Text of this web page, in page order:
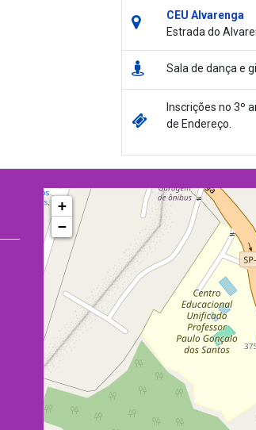
CEU Alvarenga
Estrada do
Sala de dança e
Inscrições no 3º
de Endereço.
+
−